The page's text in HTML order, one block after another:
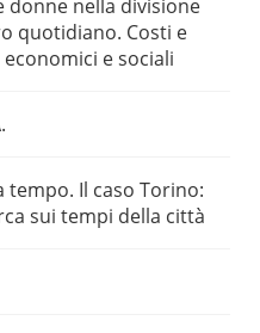
donne nella divisione
quotidiano. Costi e
e sociali
tempo. Il caso Torino:
sui tempi della città